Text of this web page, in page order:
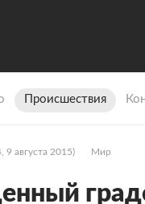
Происшествия
9 августа 2015) Мир